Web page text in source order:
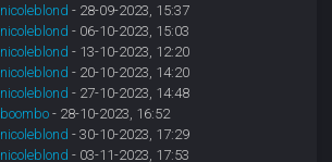
nicoleblond - 28-09-2023, 15:37
nicoleblond - 06-10-2023, 15:03
nicoleblond - 13-10-2023, 12:20
nicoleblond - 20-10-2023, 14:20
nicoleblond - 27-10-2023, 14:48
boombo - 28-10-2023, 16:52
nicoleblond - 30-10-2023, 17:29
nicoleblond - 03-11-2023, 17:53